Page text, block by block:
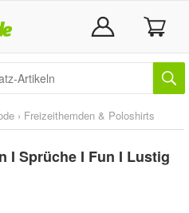
› Freizeithemden & Poloshirts
I Sprüche I Fun I Lustig